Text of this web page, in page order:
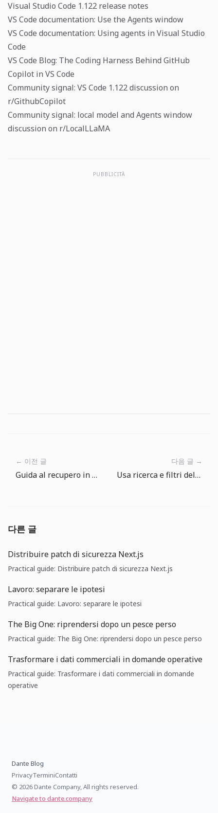
Visual Studio Code 1.122 release notes
VS Code documentation: Use the Agents window
VS Code documentation: Using agents in Visual Studio
Code
VS Code Blog: The Coding Harness Behind GitHub
Copilot in VS Code
Community signal: VS Code 1.122 discussion on
r/GithubCopilot
Community signal: local model and Agents window
discussion on r/LocalLLaMA
PUBBLICITÀ
← 이전 글
Guida al recupero in The Big One: leggi la tensione prima di forzare
다음 글 →
Usa ricerca e filtri dell’Enciclopedia dei Pesci per scegliere la prossima cattura
다른 글
Distribuire patch di sicurezza Next.js
Practical guide: Distribuire patch di sicurezza Next.js
Lavoro: separare le ipotesi
Practical guide: Lavoro: separare le ipotesi
The Big One: riprendersi dopo un pesce perso
Practical guide: The Big One: riprendersi dopo un pesce perso
Trasformare i dati commerciali in domande operative
Practical guide: Trasformare i dati commerciali in domande
operative
Dante Blog
PrivacyTerminiContatti
© 2026 Dante Company, All rights reserved.
Navigate to dante.company